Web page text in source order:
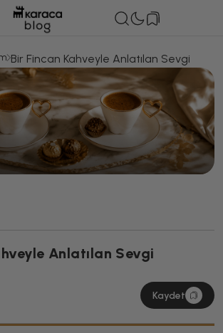
Bir Fincan Kahveyle Anlatılan Sevgi
Anlatılan Sevgi
Kaydet